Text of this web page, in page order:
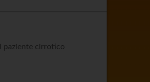
paziente cirrotico